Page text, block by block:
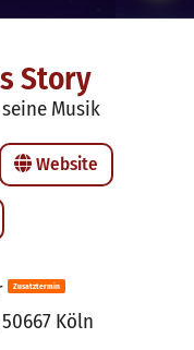
Story
Musik
Website
Zusatztermin
Köln